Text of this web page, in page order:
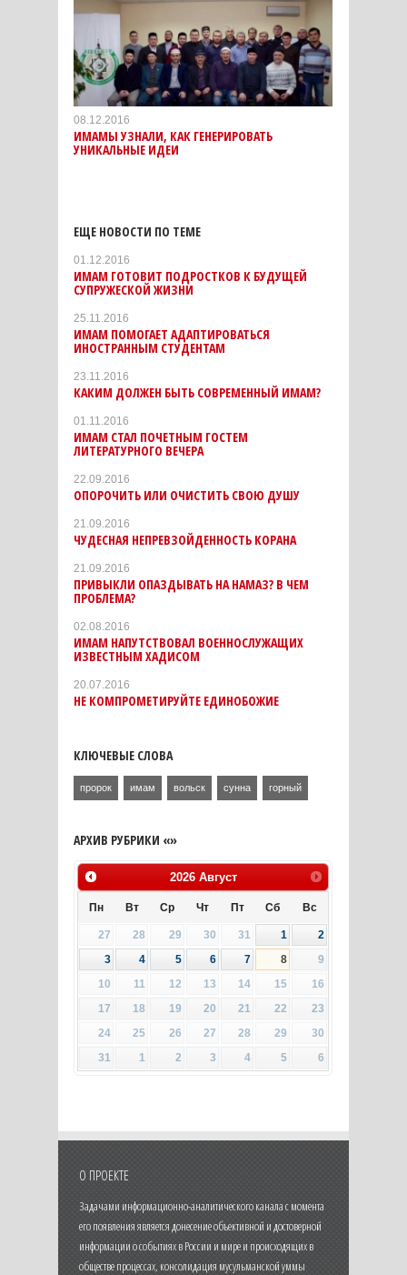
08.12.2016
ИМАМЫ УЗНАЛИ, КАК ГЕНЕРИРОВАТЬ
УНИКАЛЬНЫЕ ИДЕИ
ЕЩЕ НОВОСТИ ПО ТЕМЕ
01.12.2016
ИМАМ ГОТОВИТ ПОДРОСТКОВ К БУДУЩЕЙ
СУПРУЖЕСКОЙ ЖИЗНИ
25.11.2016
ИМАМ ПОМОГАЕТ АДАПТИРОВАТЬСЯ
ИНОСТРАННЫМ СТУДЕНТАМ
23.11.2016
КАКИМ ДОЛЖЕН БЫТЬ СОВРЕМЕННЫЙ ИМАМ?
01.11.2016
ИМАМ СТАЛ ПОЧЕТНЫМ ГОСТЕМ
ЛИТЕРАТУРНОГО ВЕЧЕРА
22.09.2016
ОПОРОЧИТЬ ИЛИ ОЧИСТИТЬ СВОЮ ДУШУ
21.09.2016
ЧУДЕСНАЯ НЕПРЕВЗОЙДЕННОСТЬ КОРАНА
21.09.2016
ПРИВЫКЛИ ОПАЗДЫВАТЬ НА НАМАЗ? В ЧЕМ
ПРОБЛЕМА?
02.08.2016
ИМАМ НАПУТСТВОВАЛ ВОЕННОСЛУЖАЩИХ
ИЗВЕСТНЫМ ХАДИСОМ
20.07.2016
НЕ КОМПРОМЕТИРУЙТЕ ЕДИНОБОЖИЕ
КЛЮЧЕВЫЕ СЛОВА
пророк имам вольск сунна горный
АРХИВ РУБРИКИ «»
2026 Август
Пн Вт Ср Чт Пт Сб Вс
27 28 29 30 31 1
2
3
4 5 6 7 8
9
10
11 12 13 14 15
16
17
18 19 20 21 22
23
24
25 26 27 28 29
30
31
1 2 3 4 5 6
О ПРОЕКТЕ
Задачами информационно-аналитического канала с момента
его появления является донесение объективной и достоверной
информации о событиях в России и мире и происходящих в
обществе процессах, консолидация мусульманской уммы